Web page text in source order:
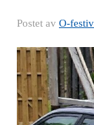
Postet av O-